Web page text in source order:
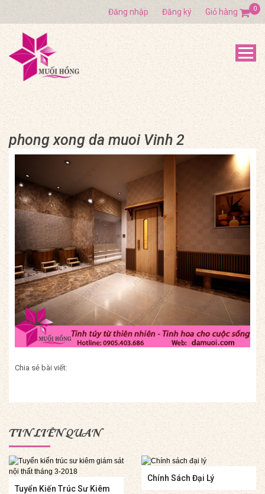
Đăng nhập Đăng ký Giỏ hàng 0
phong xong da muoi Vinh 2
Chia sẻ bài viết:
TIN LIÊN QUAN
Tuyển Kiến Trúc Sư Kiêm
Chính Sách Đại Lý